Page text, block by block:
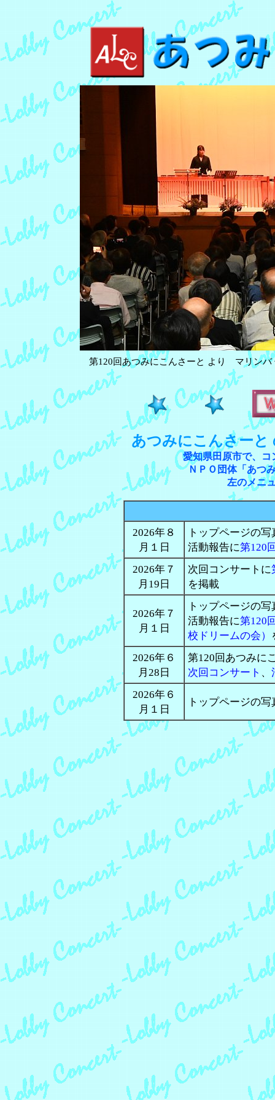
第120回あつみにこんさーと より マリンバ
あつみにこんさーと
愛知県田原市で、コ
ＮＰＯ団体「あつ
左のメニ
2026年８
月１日
トップページの
活動報告に第120
2026年７
月19日
次回コンサートに
を掲載
2026年７
月１日
トップページの
活動報告に第120
校ドリームの会）
2026年６
月28日
第120回あつみに
次回コンサート 、
2026年６
月１日
トップページの